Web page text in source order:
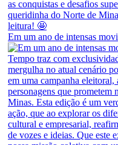
Em um ano de intensas